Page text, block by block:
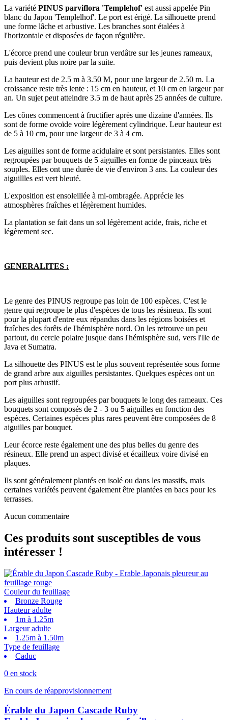
La variété PINUS parviflora 'Templehof' est aussi appelée Pin
blanc du Japon 'Templelhof'. Le port est érigé. La silhouette prend
une forme lâche et arbustive. Les branches sont étalées à
l'horizontale et disposées de façon régulière.
L'écorce prend une couleur brun verdâtre sur les jeunes rameaux,
puis devient plus noire par la suite.
La hauteur est de 2.5 m à 3.50 M, pour une largeur de 2.50 m. La
croissance reste très lente : 15 cm en hauteur, et 10 cm en largeur par
an. Un sujet peut atteindre 3.5 m de haut après 25 années de culture.
Les cônes commencent à fructifier après une dizaine d'années. Ils
sont de forme ovoïde voire légèrement cylindrique. Leur hauteur est
de 5 à 10 cm, pour une largeur de 3 à 4 cm.
Les aiguilles sont de forme acidulaire et sont persistantes. Elles sont
regroupées par bouquets de 5 aiguilles en forme de pinceaux très
souples. Elles ont une durée de vie d'environ 3 ans. La couleur des
aiguillles est vert bleuté.
L'exposition est ensoleillée à mi-ombragée. Apprécie les
atmosphères fraîches et légèrement humides.
La plantation se fait dans un sol légèrement acide, frais, riche et
légèrement sec.
GENERALITES :
Le genre des PINUS regroupe pas loin de 100 espèces. C'est le
genre qui regroupe le plus d'espèces de tous les résineux. Ils sont
pour la plupart d'entre eux répandus dans les régions boisées et
fraîches des forêts de l'hémisphère nord. On les retrouve un peu
partout, du cercle polaire jusque dans l'hémisphère sud, vers l'Ile de
Java et Sumatra.
La silhouette des PINUS est le plus souvent représentée sous forme
de grand arbre aux aiguilles persistantes. Quelques espèces ont un
port plus arbustif.
Les aiguilles sont regroupées par bouquets le long des rameaux. Ces
bouquets sont composés de 2 - 3 ou 5 aiguilles en fonction des
espèces. Certaines espèces plus rares peuvent être composées de 8
aiguilles par bouquet.
Leur écorce reste également une des plus belles du genre des
résineux. Elle prend un aspect divisé et écailleux voire divisé en
plaques.
Ils sont généralement plantés en isolé ou dans les massifs, mais
certaines variétés peuvent également être plantées en bacs pour les
terrasses.
Aucun commentaire
Ces produits sont susceptibles de vous
intéresser !
Couleur du feuillage
Bronze Rouge
Hauteur adulte
1m à 1.25m
Largeur adulte
1.25m à 1.50m
Type de feuillage
Caduc
0 en stock
En cours de réapprovisionnement
Érable du Japon Cascade Ruby